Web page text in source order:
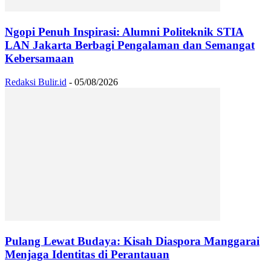
Ngopi Penuh Inspirasi: Alumni Politeknik STIA
LAN Jakarta Berbagi Pengalaman dan Semangat
Kebersamaan
Redaksi Bulir.id - 05/08/2026
Pulang Lewat Budaya: Kisah Diaspora Manggarai
Menjaga Identitas di Perantauan